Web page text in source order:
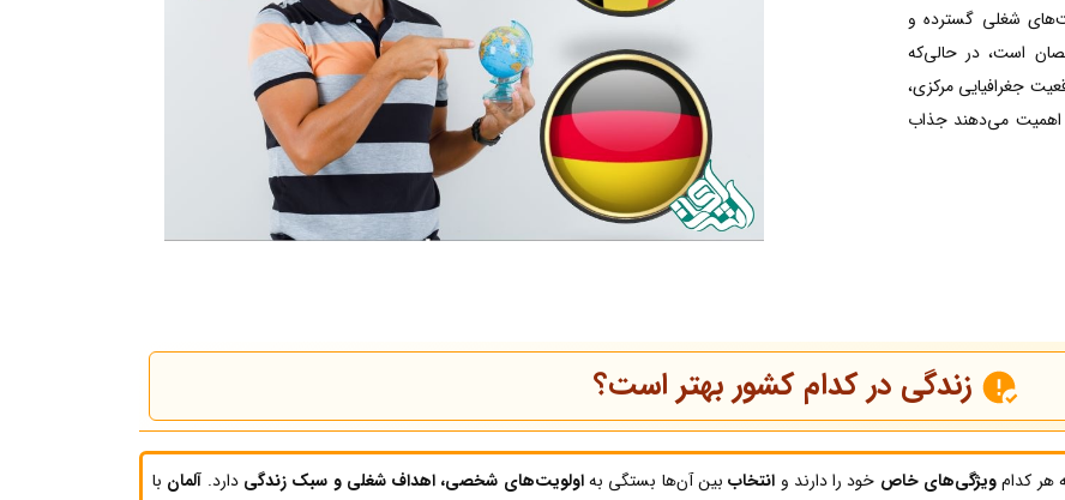
شغلی گسترده و
است، در حالی‌که
جغرافیایی مرکزی،
اهمیت می‌دهند جذاب
زندگی در کدام کشور بهتر است؟
هر کدامویژگی‌های خاص خود را دارند و انتخاببین آن‌ها بستگی بهاولویت‌های شخصی، اهداف شغلی و سبک زندگی دارد. آلمان با